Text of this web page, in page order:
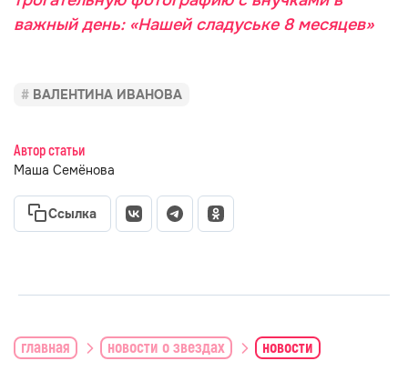
важный день: «Нашей сладуське 8 месяцев»
ВАЛЕНТИНА ИВАНОВА
Автор статьи
Маша Семёнова
Ссылка
главная новости о звездах новости